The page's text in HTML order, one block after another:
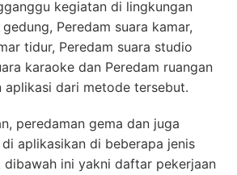
kegiatan di lingkungan
Peredam suara kamar,
tidur, Peredam suara studio
karaoke dan Peredam ruangan
aplikasi dari metode tersebut.
peredaman gema dan juga
aplikasikan di beberapa jenis
dibawah ini yakni daftar pekerjaan